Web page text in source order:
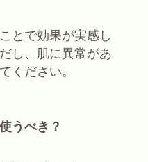
とで効果が実感し
し、肌に異常があ
ください。
うべき？